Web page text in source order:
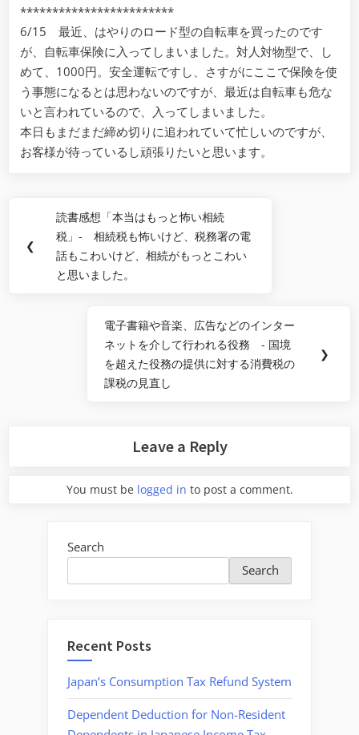
************************
6/15 最近、はやりのロード型の自転車を買ったのです
が、自転車保険に入ってしまいました。対人対物型で、し
めて、1000円。安全運転ですし、さすがにここで保険を使
う事態になるとは思わないのですが、最近は自転車も危な
いと言われているので、入ってしまいました。
本日もまだまだ締め切りに追われていて忙しいのですが、
お客様が待っているし頑張りたいと思います。
navigation
❮
Previous
Post:
読書感想「本当はもっと怖い相続
税」- 相続税も怖いけど、税務署の電
話もこわいけど、相続がもっとこわい
と思いました。
Next
Post:
電子書籍や音楽、広告などのインター
ネットを介して行われる役務 - 国境
を超えた役務の提供に対する消費税の
課税の見直し
❯
Leave a Reply
You must be logged in to post a comment.
Search
Search
Recent Posts
Japan’s Consumption Tax Refund System
Dependent Deduction for Non-Resident